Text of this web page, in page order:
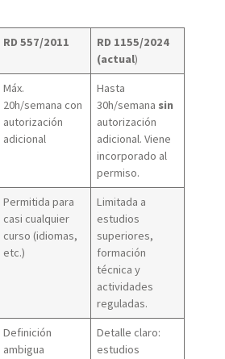
RD 557/2011
RD 1155/2024
(actual)
Máx.
20h/semana con
autorización
adicional
Hasta
30h/semana sin
autorización
adicional. Viene
incorporado al
permiso.
Permitida para
casi cualquier
curso (idiomas,
etc.)
Limitada a
estudios
superiores,
formación
técnica y
actividades
reguladas.
Definición
ambigua
Detalle claro:
estudios